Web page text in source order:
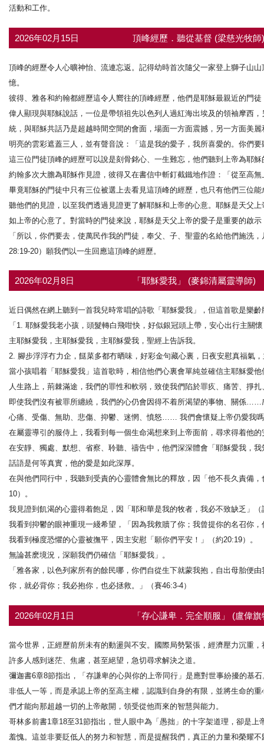
活動和工作。
2026年02月15日 頂峰經歷．聽從基督 (梁慈光牧
頂峰的經歷令人心曠神怡、流連忘返。記得幼時首次隨父一家登上獅子山
憶。
彼得、雅各和約翰都經歷這令人嚮往的頂峰經歷，他們是耶穌最親近的門
偉人顯現與耶穌說話，一位是帶領祖先以色列人過紅海出埃及的領袖摩西
統，與耶穌共話乃是超越時間空間的會面，場面一方面震撼，另一方面美
明亮的雲彩遮蓋三人，並有聲音說：「這是我的愛子，我所喜愛的。你們
這三位門徒頂峰的經歷可以說是刻骨銘心、一生難忘，他們聽到上帝為耶
約翰多次大膽為耶穌作見證，彼得又在書信中斬釘截鐵地作證：「從至高
畢竟耶穌的門徒中只有三位被選上去看見這頂峰的經歷，也只有他們三位
聽他們的見證，以至我們透過見證更了解耶穌和上帝的心意。耶穌是天父
如上帝的心意了。對當時的門徒來說，耶穌是天父上帝的愛子是重要的啟
「所以，你們要去，使萬民作我的門徒，奉父、子、聖靈的名給他們施洗
28:19-20）願我們以一生回應這頂峰的經歷。
2026年02月8日 「耶穌愛我」 (麥錦清屬靈導師)
近日偶然在網上聽到一首我兒時常唱的詩歌「耶穌愛我」，但這首歌是樂
「1. 耶穌愛我老小孩，頭髮轉白飛咁快，好似銀冠頭上帶，安心出行主關
主耶穌愛我，主耶穌愛我，主耶穌愛我，聖經上告訴我。
2. 腳步浮浮冇力企，餸菜多都冇晒味，好彩金句藏心裏，日夜安慰真福氣
當小孩唱着「耶穌愛我」這首歌時，相信他們心裏會單純並確信主耶穌愛
人生路上，荊棘滿途，我們的罪性和軟弱，致使我們陷於罪疚、痛苦、掙
即使我們沒有被罪所纏繞，我們的心仍會因得不着所渴望的事物、關係
心痛、受傷、無助、悲傷、抑鬱、迷惘、憤怒…… 我們會懷疑上帝仍愛我
在屬靈導引的服侍上，我看到每一個生命渴想來到上帝面前，尋求得着他
在安靜、獨處、默想、省察、聆聽、禱告中，他們深深體會「耶穌愛我，
話語是何等真實，他的愛是如此深厚。
在與他們同行中，我聽到受責的心靈體會無比的釋放，因「他不長久責備
10）。
我見證到飢渴的心靈得着飽足，因「耶和華是我的牧者，我必不致缺乏」（
我看到抑鬱的眼神重現一綫希望，「因為我救贖了你；我曾提你的名召你
我看到極度恐懼的心靈被撫平，因主安慰「願你們平安！」（約20:19）。
無論甚麽境況，深願我們仍確信「耶穌愛我」。
「雅各家，以色列家所有的餘民哪，你們自從生下就蒙我抱，自出母胎便
你，就必背你；我必抱你，也必拯救。」（賽46:3-4）
2026年02月1日 「存心謙卑．完全順服」 (盧偉
當今世界，正經歷前所未有的動盪與不安。國際局勢緊張，經濟壓力沉重
許多人感到迷茫、焦慮，甚至絕望，急切尋求解決之道。
彌迦書6章8節指出，「存謙卑的心與你的上帝同行」是應對世事紛擾的基
非低人一等，而是承認上帝的至高主權，認識到自身的有限，並將生命的
們才能向那超越一切的上帝敞開，領受從他而來的智慧與能力。
哥林多前書1章18至31節指出，世人眼中為「愚拙」的十字架道理，卻是
羞愧。這並非要貶低人的努力和智慧，而是提醒我們，真正的力量和榮耀